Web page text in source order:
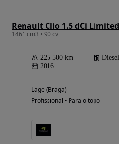
Renault Clio 1.5 dCi Limited
1461 cm3 • 90 cv
225 500 km Diesel
2016
Lage (Braga)
Profissional • Para o topo